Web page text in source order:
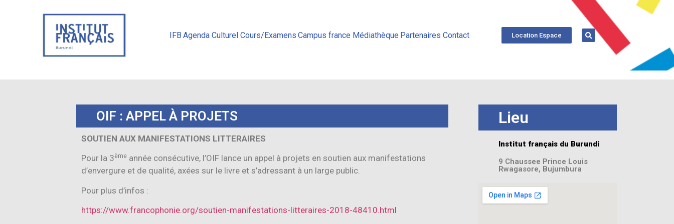
IFB Agenda Culturel Cours/Examens Campus france Médiathèque Partenaires Contact Location Espace
OIF : APPEL À PROJETS
SOUTIEN AUX MANIFESTATIONS LITTERAIRES
Pour la 3ème année consécutive, l’OIF lance un appel à projets en soutien aux manifestations
d’envergure et de qualité, axées sur le livre et s’adressant à un large public.
Pour plus d’infos :
https://www.francophonie.org/soutien-manifestations-litteraires-2018-48410.html
Lieu
Institut français du Burundi
9 Chaussee Prince Louis
Rwagasore, Bujumbura